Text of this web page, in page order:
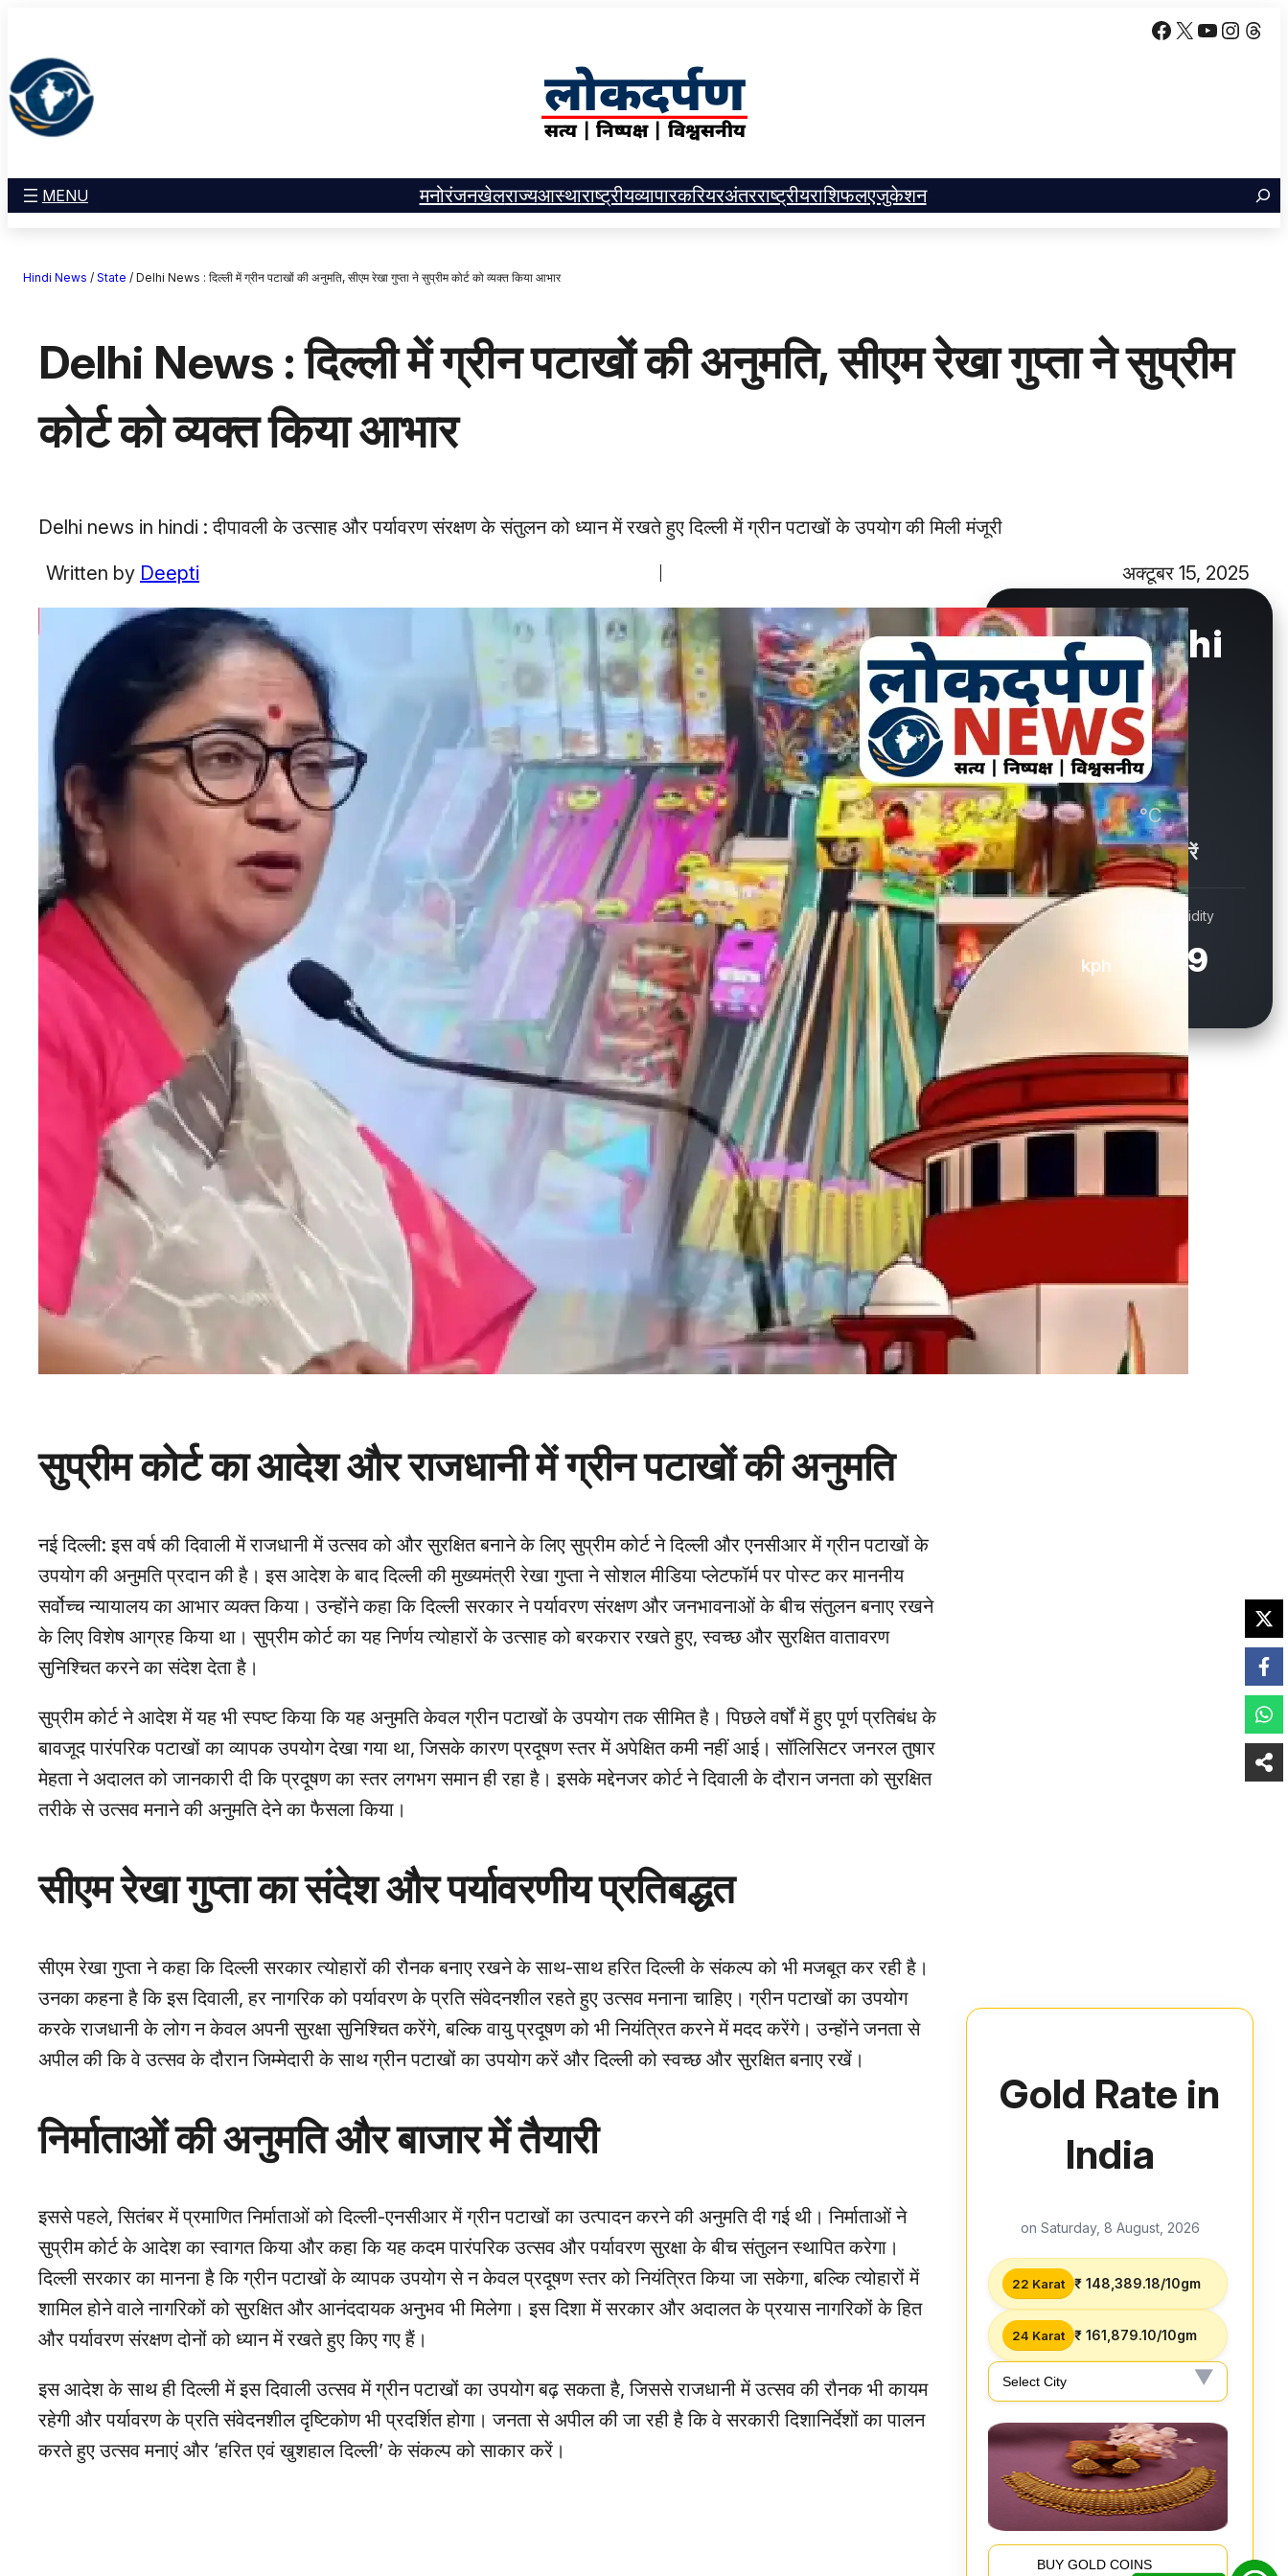
जाएं
Facebook
X YouTube
MENU
खेल
राज्य
आस्था
व्यापार
राशिफल
Facebook InstagramX
मनोरंजनखेलराज्यआस्थाराष्ट्रीयव्यापारकरियरअंतरराष्ट्रीयराशिफलएजुकेशन
Hindi News / State / Delhi News : दिल्ली में ग्रीन पटाखों की अनुमति, सीएम रेखा गुप्ता ने सुप्रीम कोर्ट को व्यक्त किया आभार
Delhi News : दिल्ली में ग्रीन पटाखों की अनुमति, सीएम रेखा गुप्ता ने सुप्रीम
कोर्ट को व्यक्त किया आभार
Delhi news in hindi : दीपावली के उत्साह और पर्यावरण संरक्षण के संतुलन को ध्यान में रखते हुए दिल्ली में ग्रीन पटाखों के उपयोग की मिली मंजूरी
Written by Deepti अक्टूबर 15, 2025
सुप्रीम कोर्ट का आदेश और राजधानी में ग्रीन पटाखों की अनुमति
नई दिल्ली: इस वर्ष की दिवाली में राजधानी में उत्सव को और सुरक्षित बनाने के लिए सुप्रीम कोर्ट ने दिल्ली और एनसीआर में ग्रीन पटाखों के
उपयोग की अनुमति प्रदान की है। इस आदेश के बाद दिल्ली की मुख्यमंत्री रेखा गुप्ता ने सोशल मीडिया प्लेटफॉर्म पर पोस्ट कर माननीय
सर्वोच्च न्यायालय का आभार व्यक्त किया। उन्होंने कहा कि दिल्ली सरकार ने पर्यावरण संरक्षण और जनभावनाओं के बीच संतुलन बनाए रखने
के लिए विशेष आग्रह किया था। सुप्रीम कोर्ट का यह निर्णय त्योहारों के उत्साह को बरकरार रखते हुए, स्वच्छ और सुरक्षित वातावरण
सुनिश्चित करने का संदेश देता है।
सुप्रीम कोर्ट ने आदेश में यह भी स्पष्ट किया कि यह अनुमति केवल ग्रीन पटाखों के उपयोग तक सीमित है। पिछले वर्षों में हुए पूर्ण प्रतिबंध के
बावजूद पारंपरिक पटाखों का व्यापक उपयोग देखा गया था, जिसके कारण प्रदूषण स्तर में अपेक्षित कमी नहीं आई। सॉलिसिटर जनरल तुषार
मेहता ने अदालत को जानकारी दी कि प्रदूषण का स्तर लगभग समान ही रहा है। इसके मद्देनजर कोर्ट ने दिवाली के दौरान जनता को सुरक्षित
तरीके से उत्सव मनाने की अनुमति देने का फैसला किया।
सीएम रेखा गुप्ता का संदेश और पर्यावरणीय प्रतिबद्धत
सीएम रेखा गुप्ता ने कहा कि दिल्ली सरकार त्योहारों की रौनक बनाए रखने के साथ-साथ हरित दिल्ली के संकल्प को भी मजबूत कर रही है।
उनका कहना है कि इस दिवाली, हर नागरिक को पर्यावरण के प्रति संवेदनशील रहते हुए उत्सव मनाना चाहिए। ग्रीन पटाखों का उपयोग
करके राजधानी के लोग न केवल अपनी सुरक्षा सुनिश्चित करेंगे, बल्कि वायु प्रदूषण को भी नियंत्रित करने में मदद करेंगे। उन्होंने जनता से
अपील की कि वे उत्सव के दौरान जिम्मेदारी के साथ ग्रीन पटाखों का उपयोग करें और दिल्ली को स्वच्छ और सुरक्षित बनाए रखें।
निर्माताओं की अनुमति और बाजार में तैयारी
इससे पहले, सितंबर में प्रमाणित निर्माताओं को दिल्ली-एनसीआर में ग्रीन पटाखों का उत्पादन करने की अनुमति दी गई थी। निर्माताओं ने
सुप्रीम कोर्ट के आदेश का स्वागत किया और कहा कि यह कदम पारंपरिक उत्सव और पर्यावरण सुरक्षा के बीच संतुलन स्थापित करेगा।
दिल्ली सरकार का मानना है कि ग्रीन पटाखों के व्यापक उपयोग से न केवल प्रदूषण स्तर को नियंत्रित किया जा सकेगा, बल्कि त्योहारों में
शामिल होने वाले नागरिकों को सुरक्षित और आनंददायक अनुभव भी मिलेगा। इस दिशा में सरकार और अदालत के प्रयास नागरिकों के हित
और पर्यावरण संरक्षण दोनों को ध्यान में रखते हुए किए गए हैं।
इस आदेश के साथ ही दिल्ली में इस दिवाली उत्सव में ग्रीन पटाखों का उपयोग बढ़ सकता है, जिससे राजधानी में उत्सव की रौनक भी कायम
रहेगी और पर्यावरण के प्रति संवेदनशील दृष्टिकोण भी प्रदर्शित होगा। जनता से अपील की जा रही है कि वे सरकारी दिशानिर्देशों का पालन
करते हुए उत्सव मनाएं और ‘हरित एवं खुशहाल दिल्ली’ के संकल्प को साकार करें।
New Delhi
30.6°C
Showers / बौछारें
kph
Humidity
69
Gold Rate in
India
on Saturday, 8 August, 2026
22 Karat ₹ 148,389.18/10gm
24 Karat ₹ 161,879.10/10gm
BUY GOLD COINS